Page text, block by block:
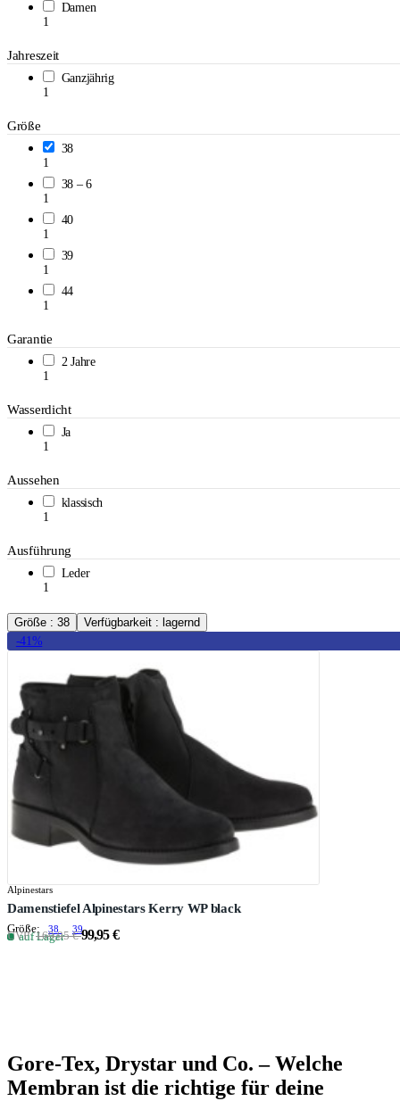
Damen
1
Jahreszeit
Ganzjährig
1
Größe
38
1
38 – 6
1
40
1
39
1
44
1
Garantie
2 Jahre
1
Wasserdicht
Ja
1
Aussehen
klassisch
1
Ausführung
Leder
1
Größe : 38 Verfügbarkeit : lagernd
-41%
Alpinestars
Damenstiefel Alpinestars Kerry WP black
Größe: 38 39
auf Lager
UVP:169,95 € 99,95 €
Gore-Tex, Drystar und Co. – Welche
Membran ist die richtige für deine